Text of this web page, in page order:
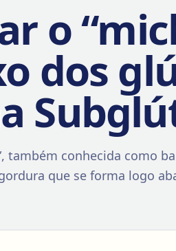
o
dos
também conhecida como
que se forma logo